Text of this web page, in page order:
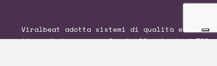
Viralbeat adotta sistemi di qualità e di
gestione di impresa conformi allo standardISO